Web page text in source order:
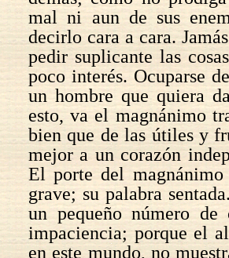
mal ni aun de sus
decirlo cara a cara.
pedir suplicante las
poco interés. Ocuparse
un hombre que quiera
esto, va el magnánimo
bien que de las útiles y
mejor a un corazón
El porte del
grave; su palabra
un pequeño número
impaciencia; porque el
en este mundo, no